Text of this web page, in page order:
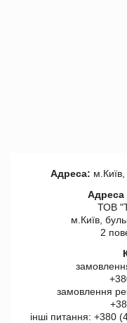
Адреса:
Адреса
ТОВ
м.Київ,
2
замовлення
інші питання: +380